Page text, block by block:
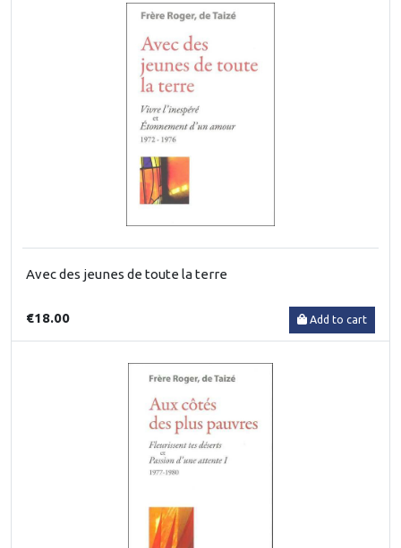
Avec des jeunes de toute la terre
€18.00 Add to cart